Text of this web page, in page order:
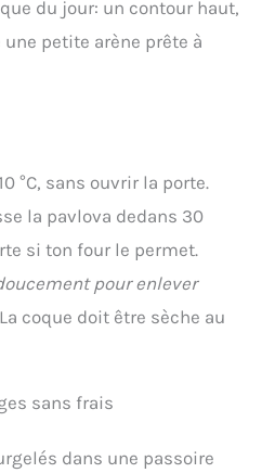
du jour: un contour haut,
petite arène prête à
°C, sans ouvrir la porte.
la pavlova dedans 30
si ton four le permet.
pour enlever
coque doit être sèche au
sans frais
dans une passoire